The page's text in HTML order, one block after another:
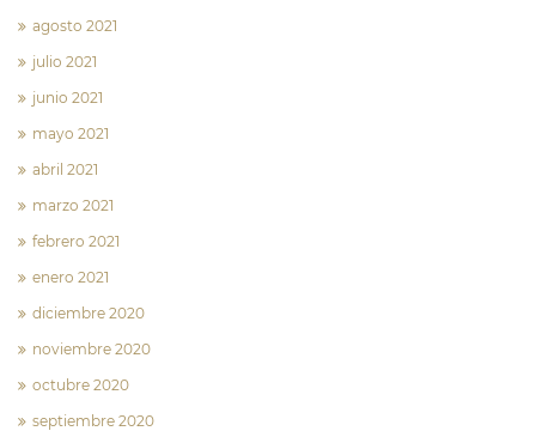
agosto 2021
julio 2021
junio 2021
mayo 2021
abril 2021
marzo 2021
febrero 2021
enero 2021
diciembre 2020
noviembre 2020
octubre 2020
septiembre 2020